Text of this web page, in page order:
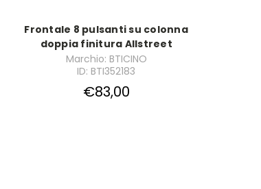
Frontale 8 pulsanti su colonna
doppia finitura Allstreet
Marchio: BTICINO
ID: BTI352183
€83,00